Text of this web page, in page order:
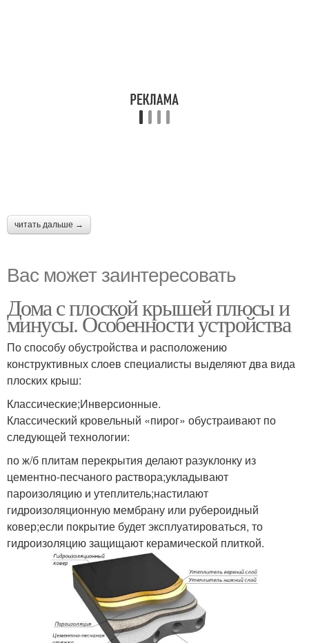
читать дальше →
Вас может заинтересовать
Дома с плоской крышей плюсы и
минусы. Особенности устройства
По способу обустройства и расположению
конструктивных слоев специалисты выделяют два вида
плоских крыш:
Классические;Инверсионные.
Классический кровельный «пирог» обустраивают по
следующей технологии:
по ж/б плитам перекрытия делают разуклонку из
цементно-песчаного раствора;укладывают
пароизоляцию и утеплитель;настилают
гидроизоляционную мембрану или рубероидный
ковер;если покрытие будет эксплуатироваться, то
гидроизоляцию защищают керамической плиткой.